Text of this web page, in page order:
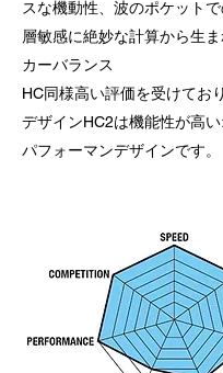
スな機動性、波のポケット
層敏感に絶妙な計算から生
カーバランス
HC同様高い評価を受けてお
デザインHC2は機能性が高
パフォーマンデザインです。